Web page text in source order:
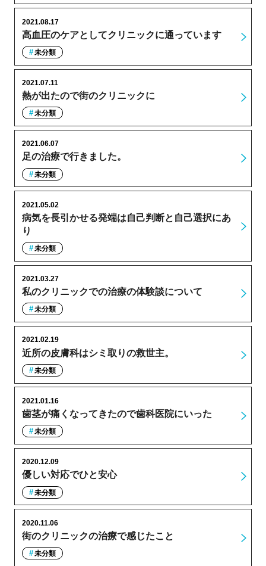
高血圧のケアとしてクリニックに通っています
2021.08.17
未分類
熱が出たので街のクリニックに
2021.07.11
未分類
足の治療で行きました。
2021.06.07
未分類
病気を長引かせる発端は自己判断と自己選択にあ
り
2021.05.02
未分類
私のクリニックでの治療の体験談について
2021.03.27
未分類
近所の皮膚科はシミ取りの救世主。
2021.02.19
未分類
歯茎が痛くなってきたので歯科医院にいった
2021.01.16
未分類
優しい対応でひと安心
2020.12.09
未分類
街のクリニックの治療で感じたこと
2020.11.06
未分類